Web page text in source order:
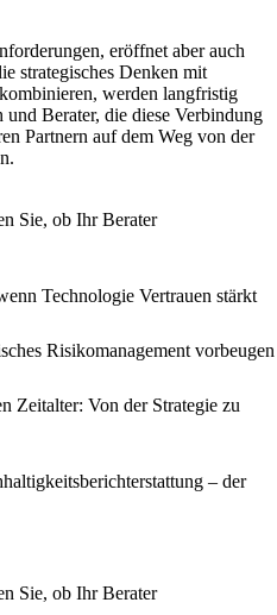
eröffnet aber auch
strategisches Denken mit
werden langfristig
Berater, die diese Verbindung
Partnern auf dem Weg von der
Sie, ob Ihr Berater
Technologie Vertrauen stärkt
Risikomanagement vorbeugen
Zeitalter: Von der Strategie zu
– der
Sie, ob Ihr Berater